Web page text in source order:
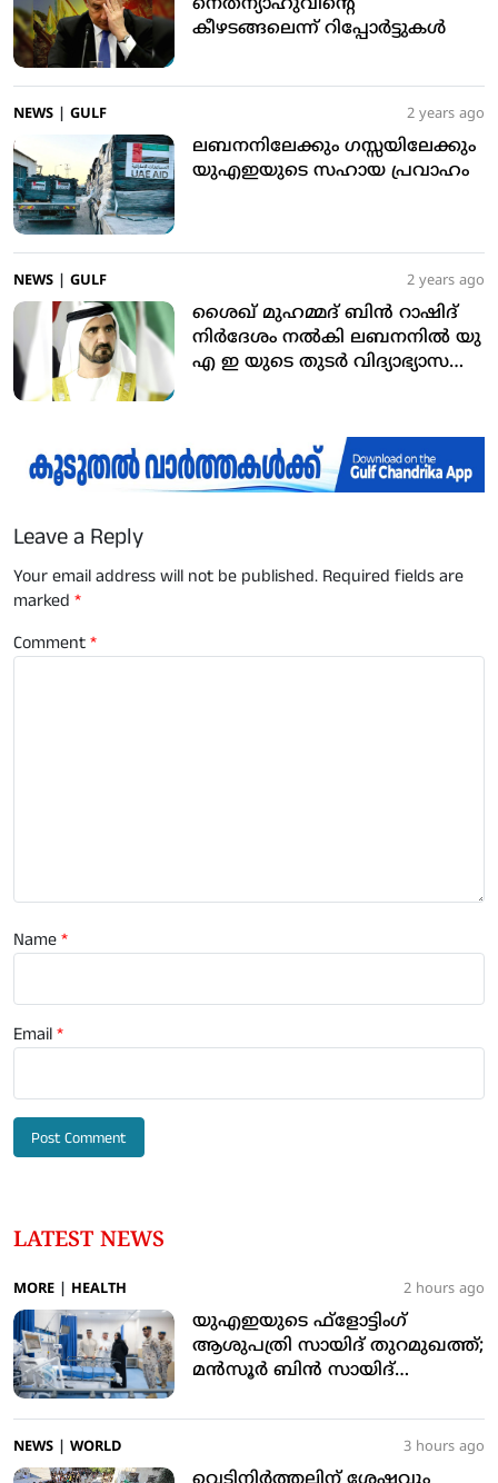
നെതന്യാഹുവിന്റെ
കീഴടങ്ങലെന്ന് റിപ്പോര്‍ട്ടുകള്‍
NEWS GULF 2 years ago
ലബനനിലേക്കും ഗസ്സയിലേക്കും
യുഎഇയുടെ സഹായ പ്രവാഹം
NEWS GULF 2 years ago
ശൈഖ് മുഹമ്മദ് ബിന്‍ റാഷിദ്
നിര്‍ദേശം നല്‍കി ലബനനില്‍ യു
എ ഇ യുടെ തുടര്‍ വിദ്യാഭ്യാസ
Leave a Reply
Your email address will not be published. Required fields are
marked *
Comment*
Name*
Email*
LATEST NEWS
MORE HEALTH 2 hours ago
യുഎഇയുടെ ഫ്‌ളോട്ടിംഗ്
ആശുപത്രി സായിദ് തുറമുഖത്ത്;
മന്‍സൂര്‍ ബിന്‍ സായിദ്
NEWS WORLD 3 hours ago